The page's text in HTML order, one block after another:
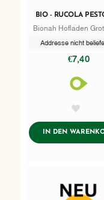
BIO - RUCOLA
Bionah Hofladen
Addresse nicht
€7,40
IN DEN